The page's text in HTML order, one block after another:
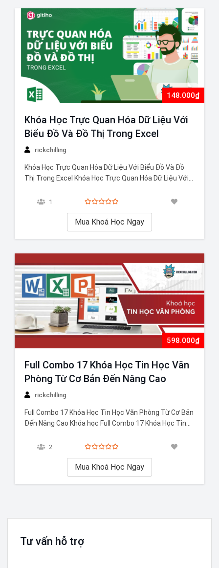
148.000₫
Khóa Học Trực Quan Hóa Dữ Liệu Với
Biểu Đồ Và Đồ Thị Trong Excel
rickchilling
Khóa Học Trực Quan Hóa Dữ Liệu Với Biểu Đồ Và Đồ
Thị Trong Excel Khóa Học Trực Quan Hóa Dữ Liệu Với
thức toàn diện về các công cụ và kỹ thuật trực quan
1
Mua Khoá Học Ngay
598.000₫
Full Combo 17 Khóa Học Tin Học Văn
Phòng Từ Cơ Bản Đến Nâng Cao
rickchilling
Full Combo 17 Khóa Học Tin Học Văn Phòng Từ Cơ Bản
Đến Nâng Cao Khóa học Full Combo 17 Khóa Học Tin
kế để giúp bạn nắm vững các kỹ năng tin học văn
2
Mua Khoá Học Ngay
Tư vấn hỗ trợ